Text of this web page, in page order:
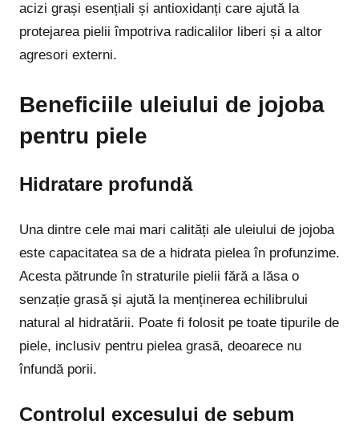
acizi grași esențiali și antioxidanți care ajută la
protejarea pielii împotriva radicalilor liberi și a altor
agresori externi.
Beneficiile uleiului de jojoba
pentru piele
Hidratare profundă
Una dintre cele mai mari calități ale uleiului de jojoba
este capacitatea sa de a hidrata pielea în profunzime.
Acesta pătrunde în straturile pielii fără a lăsa o
senzație grasă și ajută la menținerea echilibrului
natural al hidratării. Poate fi folosit pe toate tipurile de
piele, inclusiv pentru pielea grasă, deoarece nu
înfundă porii.
Controlul excesului de sebum